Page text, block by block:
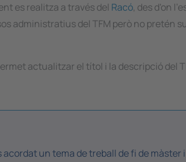
es realitza a través del Racó, des d'on
administratius del TFM però no pretén
actualitzar el títol i la descripció del
un tema de treball de fi de màster i